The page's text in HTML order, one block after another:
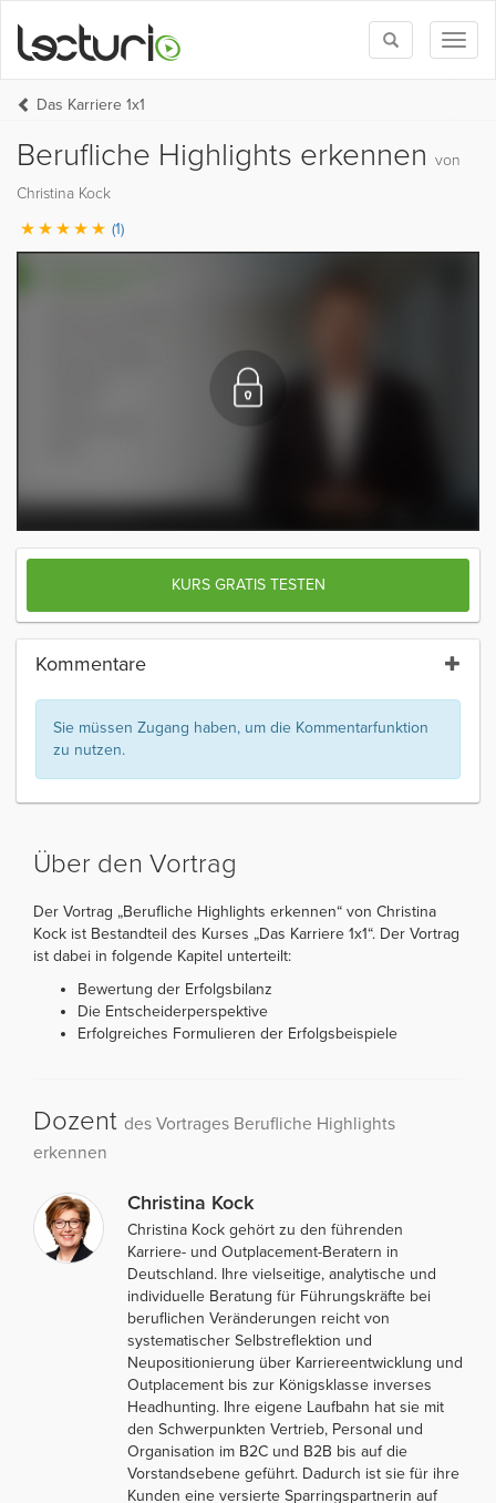
Toggle
search
Das Karriere 1x1
Berufliche Highlights erkennen von
Christina Kock
(1)
KURS GRATIS TESTEN
Kommentare
Sie müssen Zugang haben, um die Kommentarfunktion
zu nutzen.
Über den Vortrag
Der Vortrag „Berufliche Highlights erkennen“ von Christina
Kock ist Bestandteil des Kurses „Das Karriere 1x1“. Der Vortrag
ist dabei in folgende Kapitel unterteilt:
Bewertung der Erfolgsbilanz
Die Entscheiderperspektive
Erfolgreiches Formulieren der Erfolgsbeispiele
Dozent des Vortrages Berufliche Highlights
erkennen
Christina Kock
Christina Kock gehört zu den führenden
Karriere- und Outplacement-Beratern in
Deutschland. Ihre vielseitige, analytische und
individuelle Beratung für Führungskräfte bei
beruflichen Veränderungen reicht von
systematischer Selbstreflektion und
Neupositionierung über Karriereentwicklung und
Outplacement bis zur Königsklasse inverses
Headhunting. Ihre eigene Laufbahn hat sie mit
den Schwerpunkten Vertrieb, Personal und
Organisation im B2C und B2B bis auf die
Vorstandsebene geführt. Dadurch ist sie für ihre
Kunden eine versierte Sparringspartnerin auf